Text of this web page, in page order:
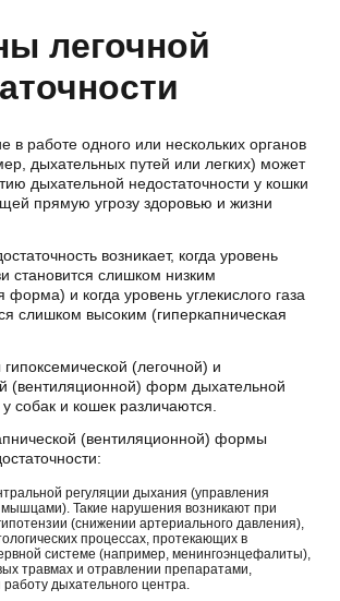
легочной
работе одного или нескольких органов
дыхательных путей или легких) может
дыхательной недостаточности у кошки
прямую угрозу здоровью и жизни
возникает, когда уровень
становится слишком низким
форма) и когда уровень углекислого газа
слишком высоким (гиперкапническая
(легочной) и
(вентиляционной) форм дыхательной
у собак и кошек различаются.
(вентиляционной) формы
регуляции дыхания (управления
Такие нарушения возникают при
(снижении артериального давления),
процессах, протекающих в
системе (например, менингоэнцефалиты),
травмах и отравлении препаратами,
дыхательного центра.